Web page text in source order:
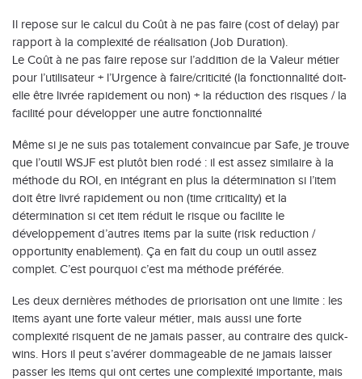
Il repose sur le calcul du Coût à ne pas faire (cost of delay) par
rapport à la complexité de réalisation (Job Duration).
Le Coût à ne pas faire repose sur l’addition de la Valeur métier
pour l’utilisateur + l’Urgence à faire/criticité (la fonctionnalité doit-
elle être livrée rapidement ou non) + la réduction des risques / la
facilité pour développer une autre fonctionnalité
Même si je ne suis pas totalement convaincue par Safe, je trouve
que l’outil WSJF est plutôt bien rodé : il est assez similaire à la
méthode du ROI, en intégrant en plus la détermination si l’item
doit être livré rapidement ou non (time criticality) et la
détermination si cet item réduit le risque ou facilite le
développement d’autres items par la suite (risk reduction /
opportunity enablement). Ça en fait du coup un outil assez
complet. C’est pourquoi c’est ma méthode préférée.
Les deux dernières méthodes de priorisation ont une limite : les
items ayant une forte valeur métier, mais aussi une forte
complexité risquent de ne jamais passer, au contraire des quick-
wins. Hors il peut s’avérer dommageable de ne jamais laisser
passer les items qui ont certes une complexité importante, mais